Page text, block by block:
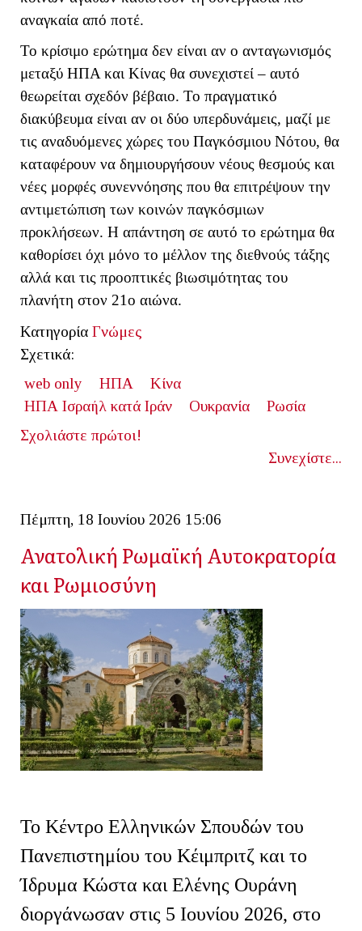
αναγκαία από ποτέ.
Το κρίσιμο ερώτημα δεν είναι αν ο ανταγωνισμός
μεταξύ ΗΠΑ και Κίνας θα συνεχιστεί – αυτό
θεωρείται σχεδόν βέβαιο. Το πραγματικό
διακύβευμα είναι αν οι δύο υπερδυνάμεις, μαζί με
τις αναδυόμενες χώρες του Παγκόσμιου Νότου, θα
καταφέρουν να δημιουργήσουν νέους θεσμούς και
νέες μορφές συνεννόησης που θα επιτρέψουν την
αντιμετώπιση των κοινών παγκόσμιων
προκλήσεων. Η απάντηση σε αυτό το ερώτημα θα
καθορίσει όχι μόνο το μέλλον της διεθνούς τάξης
αλλά και τις προοπτικές βιωσιμότητας του
πλανήτη στον 21ο αιώνα.
Κατηγορία Γνώμες
Σχετικά:
web only
ΗΠΑ
Κίνα
ΗΠΑ Ισραήλ κατά Ιράν
Ουκρανία
Ρωσία
Σχολιάστε πρώτοι!
Συνεχίστε...
Πέμπτη, 18 Ιουνίου 2026 15:06
Ανατολική Ρωμαϊκή Αυτοκρατορία
και Ρωμιοσύνη
Το Κέντρο Ελληνικών Σπουδών του
Πανεπιστημίου του Κέιμπριτζ και το
Ίδρυμα Κώστα και Ελένης Ουράνη
διοργάνωσαν στις 5 Ιουνίου 2026, στο